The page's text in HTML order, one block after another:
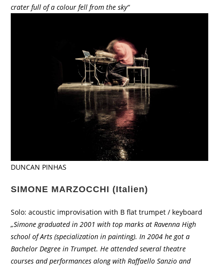
crater full of a colour fell from the sky“
DUNCAN PINHAS
SIMONE MARZOCCHI (Italien)
Solo: acoustic improvisation with B ﬂat trumpet / keyboard
„Simone graduated in 2001 with top marks at Ravenna High
school of Arts (specialization in painting). In 2004 he got a
Bachelor Degree in Trumpet. He attended several theatre
courses and performances along with Raffaello Sanzio and